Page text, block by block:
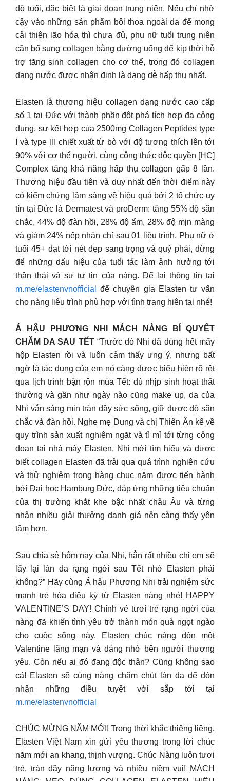
độ tuổi, đặc biệt là giai đoạn trung niên. Nếu chỉ nhờ
cậy vào những sản phẩm bôi thoa ngoài da để mong
cải thiện lão hóa thì chưa đủ, phụ nữ tuổi trung niên
cần bổ sung collagen bằng đường uống để kịp thời hỗ
trợ tăng sinh collagen cho cơ thể, trong đó collagen
dạng nước được nhận định là dạng dễ hấp thụ nhất.
Elasten là thương hiệu collagen dạng nước cao cấp
số 1 tại Đức với thành phần đột phá tích hợp đa công
dụng, sự kết hợp của 2500mg Collagen Peptides type
I và type III chiết xuất từ bò với độ tương thích lên tới
90% với cơ thể người, cùng công thức độc quyền [HC]
Complex tăng khả năng hấp thụ collagen gấp 8 lần.
Thương hiệu đầu tiên và duy nhất đến thời điểm này
có kiểm chứng lâm sàng về hiệu quả bởi 2 tổ chức uy
tín tại Đức là Dermatest và proDerm: tăng 55% độ săn
chắc, 44% độ đàn hồi, 28% độ ẩm, 28% độ mịn màng
và giảm 24% nếp nhăn chỉ sau 01 liệu trình. Phụ nữ ở
tuổi 45+ đạt tới nét đẹp sang trọng và quý phái, đừng
để những dấu hiệu của tuổi tác làm ảnh hưởng tới
thần thái và sự tự tin của nàng. Để lại thông tin tại
m.me/elastenvnofficial
để chuyên gia Elasten tư vấn
cho nàng liệu trình phù hợp với tình trạng hiện tại nhé!
Á HẬU PHƯƠNG NHI MÁCH NÀNG BÍ QUYẾT
CHĂM DA SAU TẾT“Trước đó Nhi đã dùng hết mấy
hộp Elasten rồi và luôn cảm thấy ưng ý, nhưng bất
ngờ là tác dụng của em nó càng được biểu hiện rõ rệt
qua lịch trình bận rộn mùa Tết: dù nhịp sinh hoạt thất
thường và gần như ngày nào cũng make up, da của
Nhi vẫn sáng mịn tràn đầy sức sống, giữ được độ săn
chắc và đàn hồi. Nghe mẹ Dung và chị Thiên Ân kể về
quy trình sản xuất nghiêm ngặt và tỉ mỉ tới từng công
đoạn tại nhà máy Elasten, Nhi mới tìm hiểu và được
biết collagen Elasten đã trải qua quá trình nghiên cứu
và thử nghiệm trong hàng chục năm được tiến hành
bởi Đại học Hamburg Đức, đáp ứng những tiêu chuẩn
của thị trường khắt khe bậc nhất châu Âu và từng
nhận nhiều giải thưởng danh giá nên càng thấy yên
tâm hơn.
Sau chia sẻ hôm nay của Nhi, hẳn rất nhiều chị em sẽ
lấy lại làn da rạng ngời sau Tết nhờ Elasten phải
không?” Hãy cùng Á hậu Phương Nhi trải nghiệm sức
mạnh trẻ hóa diệu kỳ từ Elasten nàng nhé! HAPPY
VALENTINE’S DAY! Chính vẻ tươi trẻ rạng ngời của
nàng đã khiến tình yêu trở thành món quà ngọt ngào
cho cuộc sống này. Elasten chúc nàng đón một
Valentine lãng mạn và đáng nhớ bên người thương
yêu. Còn nếu ai đó đang độc thân? Cũng không sao
cả! Elasten sẽ cùng nàng chăm chút làn da để đón
nhận những điều tuyệt vời sắp tới tại
m.me/elastenvnofficial
CHÚC MỪNG NĂM MỚI! Trong thời khắc thiêng liêng,
Elasten Việt Nam xin gửi yêu thương trong lời chúc
năm mới an khang, thịnh vượng. Chúc Nàng luôn tươi
trẻ, tràn đầy năng lượng và nhiều niềm vui! MÁCH